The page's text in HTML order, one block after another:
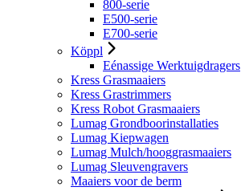
800-serie
E500-serie
E700-serie
Köppl
Eénassige Werktuigdragers
Kress Grasmaaiers
Kress Grastrimmers
Kress Robot Grasmaaiers
Lumag Grondboorinstallaties
Lumag Kiepwagen
Lumag Mulch/hooggrasmaaiers
Lumag Sleuvengravers
Maaiers voor de berm